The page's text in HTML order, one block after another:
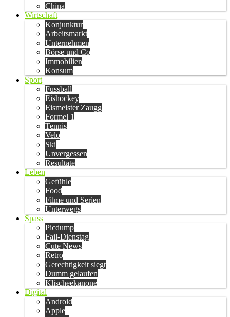
China
Wirtschaft
Konjunktur
Arbeitsmarkt
Unternehmen
Börse und Co
Immobilien
Konsum
Sport
Fussball
Eishockey
Eismeister Zaugg
Formel 1
Tennis
Velo
Ski
Unvergessen
Resultate
Leben
Gefühle
Food
Filme und Serien
Unterwegs
Spass
Picdump
Fail-Dienstag
Cute News
Retro
Gerechtigkeit siegt
Dumm gelaufen
Klischeekanone
Digital
Android
Apple